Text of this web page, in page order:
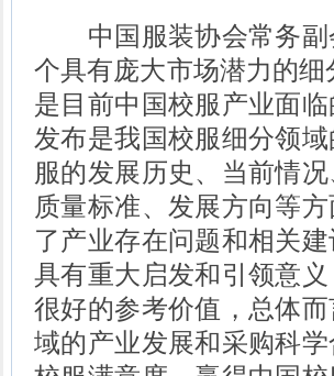
中国服装协会常务副
个具有庞大市场潜力的
是目前中国校服产业面
发布是我国校服细分领
服的发展历史、当前情
质量标准、发展方向等
了产业存在问题和相关
具有重大启发和引领意
很好的参考价值，总体
域的产业发展和采购科